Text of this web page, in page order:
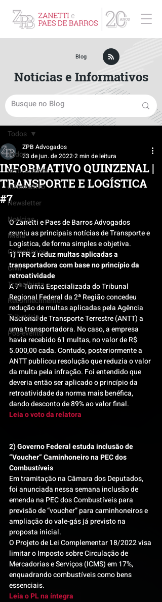
Post
Todos
Institucional
Informativo
Newsletter
Notícias
Mídia
Compliance
Civil
Trabalhista
Reconhecimento
Tributário
Pós-evento
Todos
INFORMATIVO QUINZENAL |
TRANSPORTE E LOGÍSTICA
#7
ZPB Advogados
23 de jun. de 20222 min de leitura
O Zanetti e Paes de Barros Advogados
reuniu as principais notícias de Transporte e
Logística, de forma simples e objetiva.
1) TFR 2 reduz multas aplicadas a
transportadora com base no princípio da
retroatividade
A 7ª Turma Especializada do Tribunal
Regional Federal da 2ª Região concedeu
redução de multas aplicadas pela Agência
Nacional de Transporte Terrestre (ANTT) a
uma transportadora. No caso, a empresa
havia recebido 61 multas, no valor de R$
5.000,00 cada. Contudo, posteriormente a
ANTT publicou resolução que reduzia o valor
da multa pela infração. Foi entendido que
deveria então ser aplicado o princípio da
retroatividade da norma mais benéfica,
dando desconto de 89% ao valor final.
Leia o voto da relatora
2) Governo Federal estuda inclusão de
“Voucher” Caminhoneiro na PEC dos
Combustíveis
Em tramitação na Câmara dos Deputados,
foi anunciada nessa semana inclusão de
emenda na PEC dos Combustíveis para
previsão de “voucher” para caminhoneiros e
ampliação do vale-gás já previsto na
proposta inicial.
O Projeto de Lei Complementar 18/2022 visa
limitar o Imposto sobre Circulação de
Mercadorias e Serviços (ICMS) em 17%,
enquadrando combustíveis como bens
essenciais.
Leia o PL na íntegra
Blog
Notícias e Informativos